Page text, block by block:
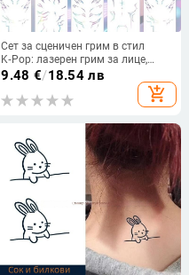
Сет за сценичен грим в стил
K‑Pop: лазерен грим за лице,
стикери за лице и татуировки за
ловци на демони за фестивални
партита
9.48 €/18.54 лв
add_shopping_cart